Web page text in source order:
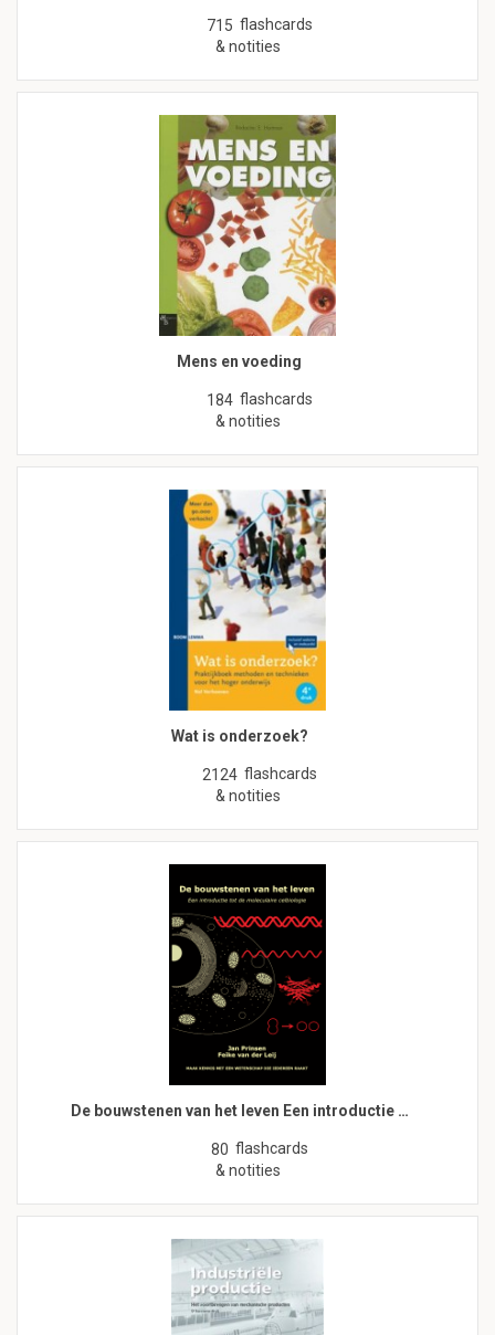
715 flashcards
& notities
Mens en voeding
184 flashcards
& notities
Wat is onderzoek?
2124 flashcards
& notities
De bouwstenen van het leven Een introductie …
80 flashcards
& notities